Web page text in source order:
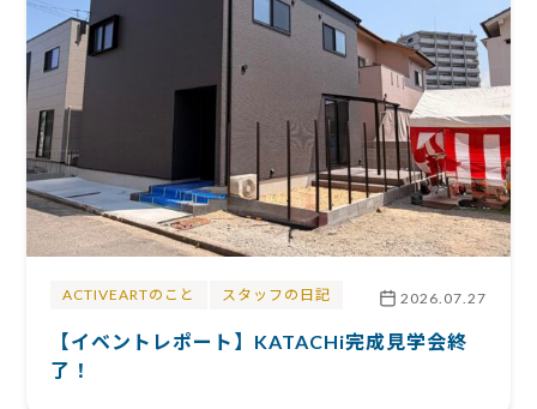
ACTIVEARTのこと スタッフの日記 2026.07.27
【イベントレポート】KATACHi完成見学会終
了！